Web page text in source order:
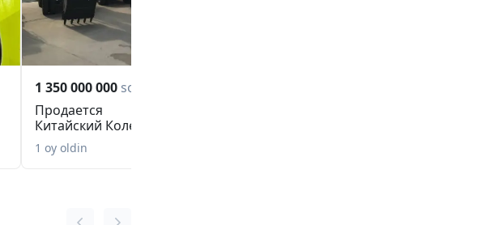
1 350 000 000 so'm
Продается
Китайский Колесный
экскаватор SANY
SY155...
1 oy oldin